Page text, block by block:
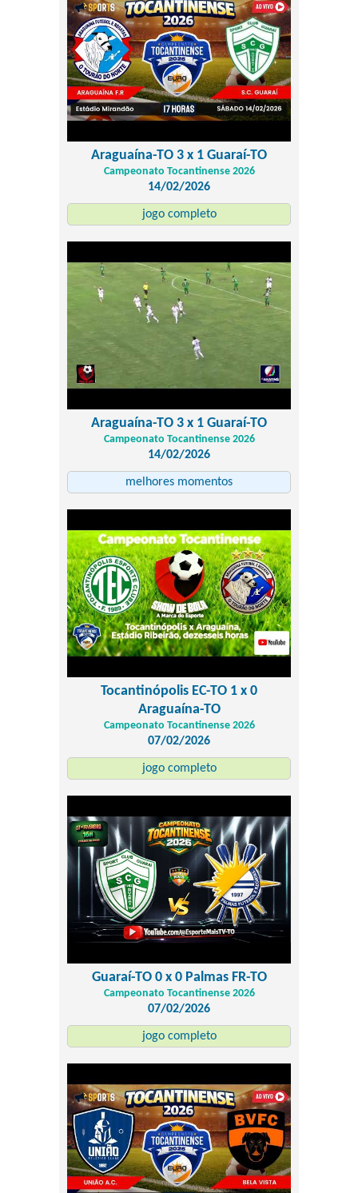
Araguaína-TO 3 x 1 Guaraí-TO
Campeonato Tocantinense 2026
14/02/2026
jogo completo
Araguaína-TO 3 x 1 Guaraí-TO
Campeonato Tocantinense 2026
14/02/2026
melhores momentos
Tocantinópolis EC-TO 1 x 0
Araguaína-TO
Campeonato Tocantinense 2026
07/02/2026
jogo completo
Guaraí-TO 0 x 0 Palmas FR-TO
Campeonato Tocantinense 2026
07/02/2026
jogo completo